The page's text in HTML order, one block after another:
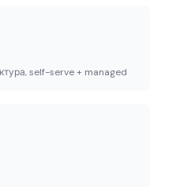
self-serve + managed